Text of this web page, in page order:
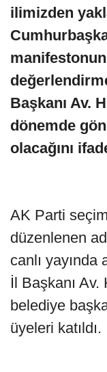
ilimizden
Başkanı Av.
dönemde
olacağını
AK Parti
düzenlenen
canlı yayında
İl Başkanı
belediye
üyeleri katıldı.